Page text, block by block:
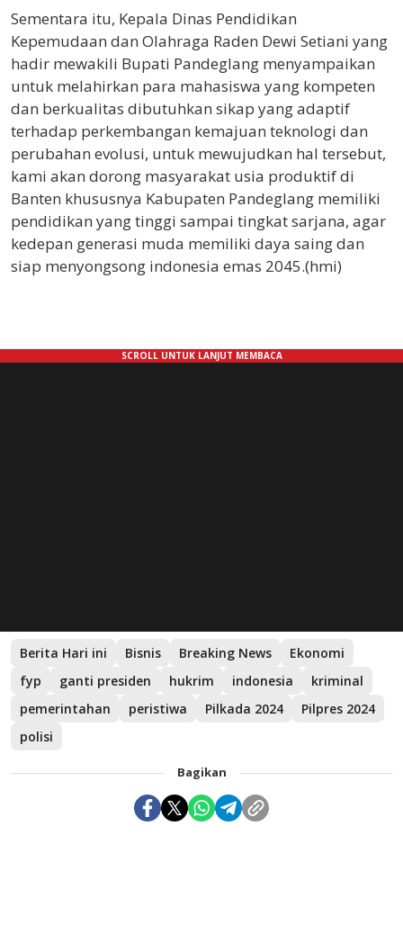
Sementara itu, Kepala Dinas Pendidikan
Kepemudaan dan Olahraga Raden Dewi Setiani yang
hadir mewakili Bupati Pandeglang menyampaikan
untuk melahirkan para mahasiswa yang kompeten
dan berkualitas dibutuhkan sikap yang adaptif
terhadap perkembangan kemajuan teknologi dan
perubahan evolusi, untuk mewujudkan hal tersebut,
kami akan dorong masyarakat usia produktif di
Banten khususnya Kabupaten Pandeglang memiliki
pendidikan yang tinggi sampai tingkat sarjana, agar
kedepan generasi muda memiliki daya saing dan
siap menyongsong indonesia emas 2045.(hmi)
Berita Hari ini Bisnis Breaking News
Ekonomi
fyp
ganti presiden hukrim indonesia
kriminal
pemerintahan
peristiwa Pilkada 2024
Pilpres 2024
polisi
Bagikan